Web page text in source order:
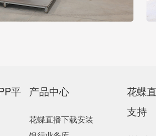
平 产品中心
花蝶直播下载安装
花蝶
支持